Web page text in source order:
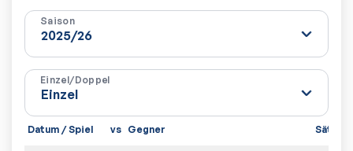
Saison
Einzel/Doppel
Datum / Spiel vs Gegner Sätze